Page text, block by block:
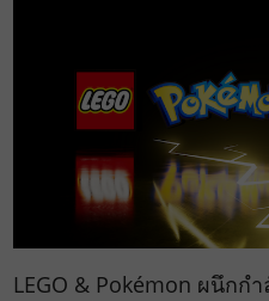
LEGO & Pokémon ผนึกก